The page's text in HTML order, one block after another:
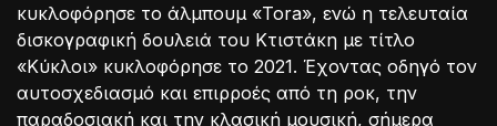
κυκλοφόρησε το άλμπουμ «Tora», ενώ η τελευταία
δισκογραφική δουλειά του Κτιστάκη με τίτλο
«Κύκλοι» κυκλοφόρησε το 2021. Έχοντας οδηγό τον
αυτοσχεδιασμό και επιρροές από τη ροκ, την
παραδοσιακή και την κλασική μουσική, σήμερα